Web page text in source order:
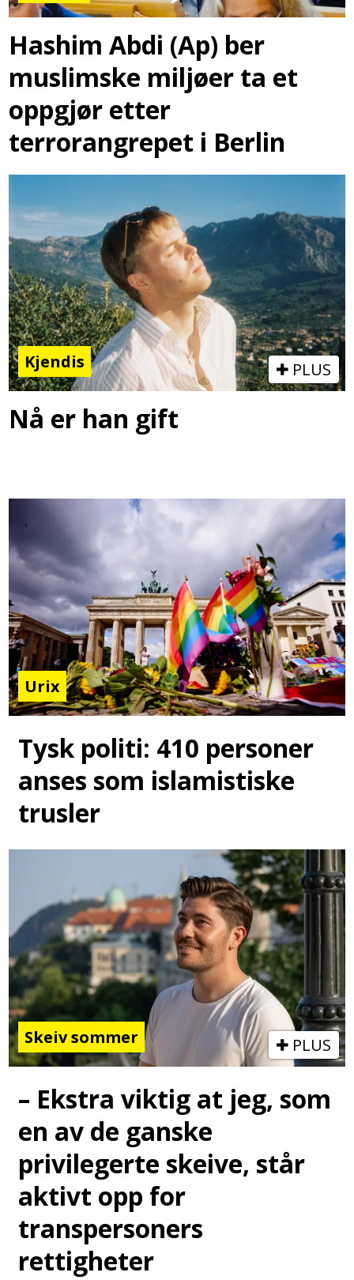
Hashim Abdi (Ap) ber
muslimske miljøer ta et
oppgjør etter
terrorangrepet i Berlin
Kjendis PLUS
Nå er han gift
Urix
Tysk politi: 410 personer
anses som islamistiske
trusler
Skeiv sommer PLUS
– Ekstra viktig at jeg, som
en av de ganske
privilegerte skeive, står
aktivt opp for
transpersoners
rettigheter